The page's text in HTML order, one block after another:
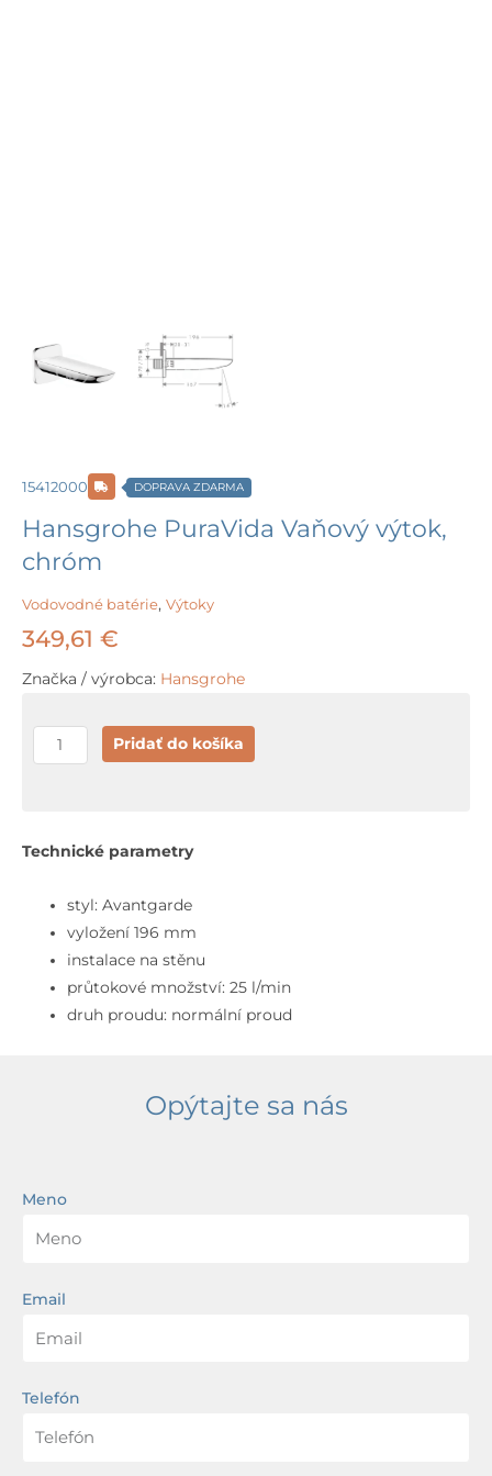
15412000 DOPRAVA ZDARMA
Hansgrohe PuraVida Vaňový výtok,
chróm
Vodovodné batérie, Výtoky
349,61 €
Značka / výrobca: Hansgrohe
množstvo
Hansgrohe
výtok,
Pridať do košíka
Technické parametry
styl: Avantgarde
vyložení 196 mm
instalace na stěnu
průtokové množství: 25 l/min
druh proudu: normální proud
Opýtajte sa nás
Meno
Email
Telefón